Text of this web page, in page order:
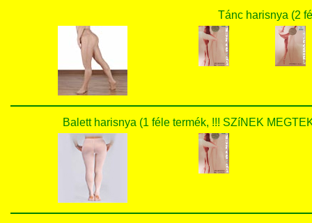
Tánc harisnya (2
Balett harisnya (1 féle termék, !!! SZíNEK